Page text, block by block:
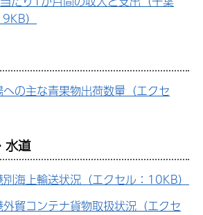
）
の主な青果物出荷数量（エクセ
道
海上輸送状況（エクセル：10KB）
貿コンテナ貨物取扱状況（エクセ